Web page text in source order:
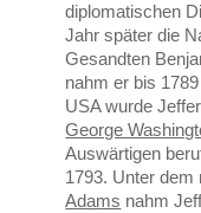
diplomatischen
Jahr später die
Gesandten
nahm er bis
USA wurde
George
Auswärtigen
1793. Unter
Adams nahm